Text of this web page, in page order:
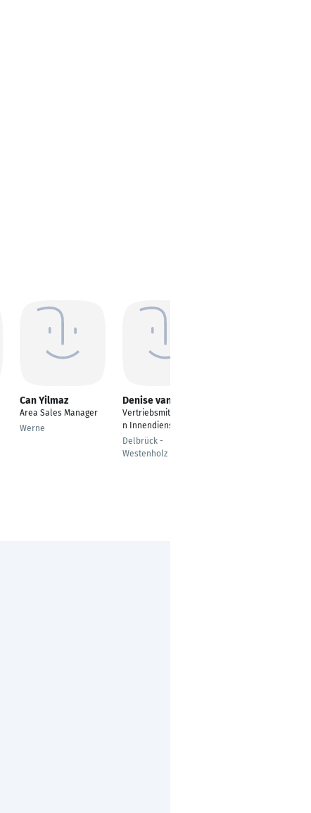
Can Yilmaz
Area Sales Manager
Werne
Denise van Reesch
Vertriebsmitarbeiteri
n Innendienst
Delbrück -
Westenholz